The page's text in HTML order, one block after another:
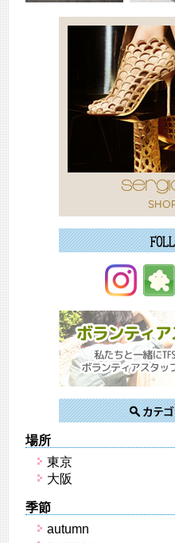
場所
東京
大阪
季節
autumn